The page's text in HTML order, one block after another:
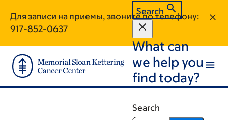
main
content
footer
Для записи на приемы, звоните по телефону:
917-852-0637
Search
What can
we help you
find today?
Search